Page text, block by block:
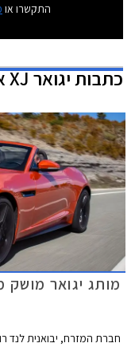
התקשרו או
כתבותיגואר XJ ארוך
מותג יגואר
חברת המזרח, יבואנית לנד